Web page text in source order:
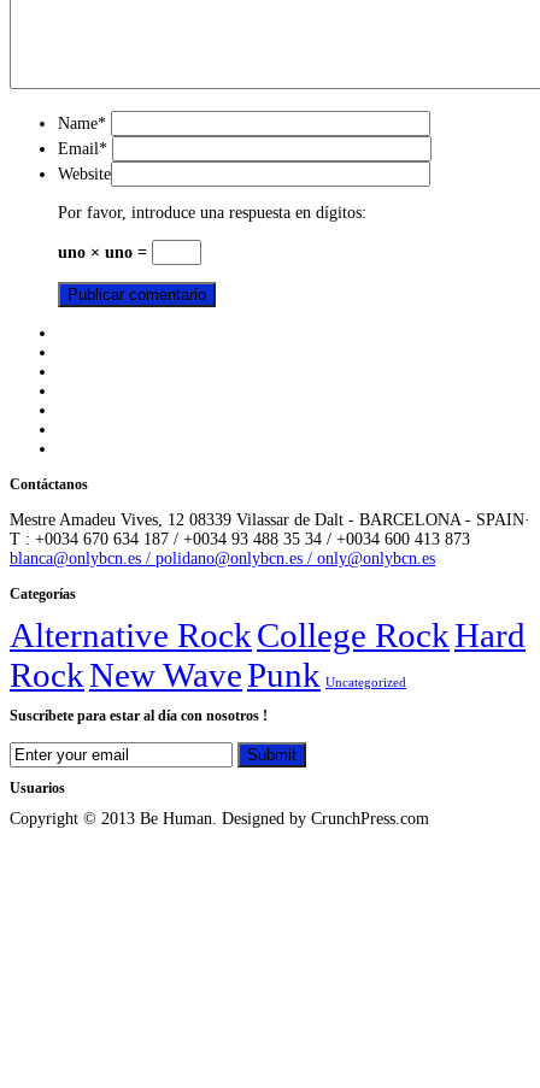
Name*
Email*
Website
Por favor, introduce una respuesta en dígitos:
uno × uno =
Contáctanos
Mestre Amadeu Vives, 12 08339 Vilassar de Dalt - BARCELONA - SPAIN·
T : +0034 670 634 187 / +0034 93 488 35 34 / +0034 600 413 873
blanca@onlybcn.es / polidano@onlybcn.es / only@onlybcn.es
Categorías
Alternative RockCollege RockHard
RockNew WavePunk Uncategorized
Suscríbete para estar al día con nosotros !
Usuarios
Copyright © 2013 Be Human. Designed by CrunchPress.com